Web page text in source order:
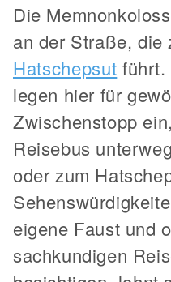
Die
an der Straße, die
Hatschepsut führt.
legen hier für
Zwischenstopp
Reisebus
oder zum
eigene Faust und
sachkundigen